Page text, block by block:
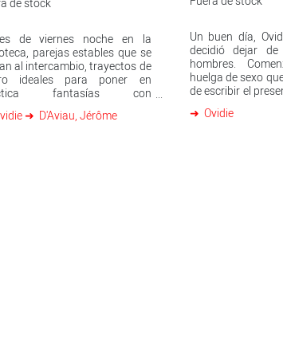
de viernes noche en la
parejas estables que se
al intercambio, trayectos de
ideales para poner en
fantasías con
citas por internet ¿Qué
D'Aviau, Jérôme
Un buen día,
decidió dejar
hombres.
huelga de sexo
de escribir el
la artista francesa
Ovidie